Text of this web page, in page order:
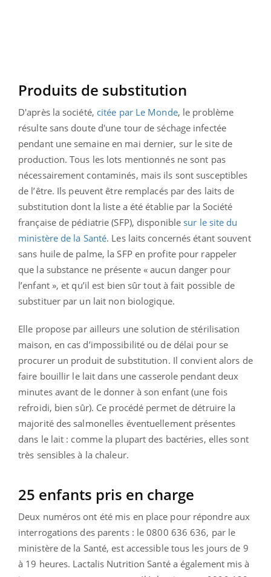
Produits de substitution
D'après la société, citée par Le Monde, le problème
résulte sans doute d'une tour de séchage infectée
pendant une semaine en mai dernier, sur le site de
production. Tous les lots mentionnés ne sont pas
nécessairement contaminés, mais ils sont susceptibles
de l’être. Ils peuvent être remplacés par des laits de
substitution dont la liste a été établie par la Société
française de pédiatrie (SFP), disponible sur le site du
ministère de la Santé. Les laits concernés étant souvent
sans huile de palme, la SFP en profite pour rappeler
que la substance ne présente « aucun danger pour
l’enfant », et qu’il est bien sûr tout à fait possible de
substituer par un lait non biologique.
Elle propose par ailleurs une solution de stérilisation
maison, en cas d’impossibilité ou de délai pour se
procurer un produit de substitution. Il convient alors de
faire bouillir le lait dans une casserole pendant deux
minutes avant de le donner à son enfant (une fois
refroidi, bien sûr). Ce procédé permet de détruire la
majorité des salmonelles éventuellement présentes
dans le lait : comme la plupart des bactéries, elles sont
très sensibles à la chaleur.
25 enfants pris en charge
Deux numéros ont été mis en place pour répondre aux
interrogations des parents : le 0800 636 636, par le
ministère de la Santé, est accessible tous les jours de 9
à 19 heures. Lactalis Nutrition Santé a également mis à